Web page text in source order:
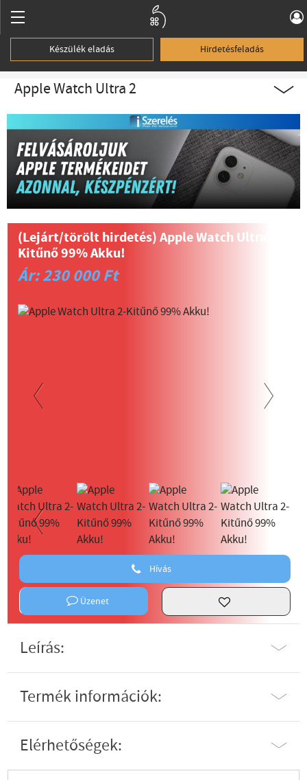
Készülék eladás Hirdetésfeladás
Apple Watch Ultra 2
(Lejárt/törölt hirdetés)Apple Watch Ultra 2-
Kitűnő 99% Akku!
Ár: 230 000 Ft
Hívás
Üzenet
Leírás:
Termék információk:
Elérhetőségek: